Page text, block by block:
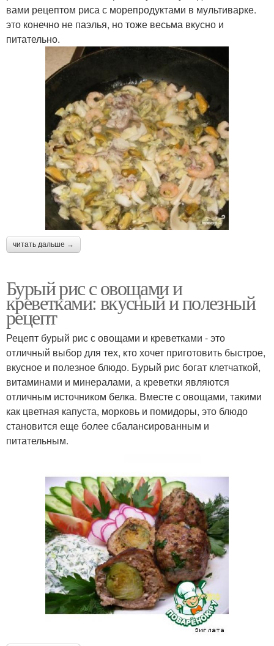
вами рецептом риса с морепродуктами в мультиварке.
это конечно не паэлья, но тоже весьма вкусно и
питательно.
читать дальше →
Бурый рис с овощами и
креветками: вкусный и полезный
рецепт
Рецепт бурый рис с овощами и креветками - это
отличный выбор для тех, кто хочет приготовить быстрое,
вкусное и полезное блюдо. Бурый рис богат клетчаткой,
витаминами и минералами, а креветки являются
отличным источником белка. Вместе с овощами, такими
как цветная капуста, морковь и помидоры, это блюдо
становится еще более сбалансированным и
питательным.